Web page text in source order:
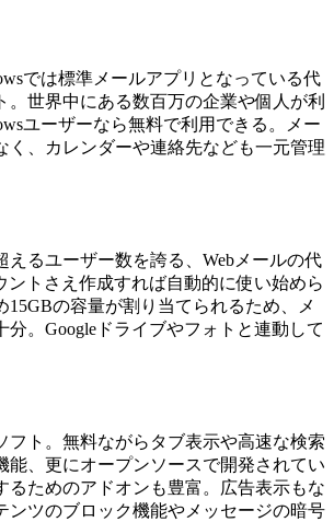
では標準メールアプリとなっている代
。世界中にある数百万の企業や個人が利
ユーザーなら無料で利用できる。メー
く、カレンダーや連絡先なども一元管理
えるユーザー数を誇る、Webメールの代
ントさえ作成すれば自動的に使い始めら
15GBの容量が割り当てられるため、メ
分。Googleドライブやフォトと連動して
フト。無料ながらタブ表示や高速な検索
能、更にオープンソースで開発されてい
るためのアドオンも豊富。広告表示もな
ンツのブロック機能やメッセージの暗号